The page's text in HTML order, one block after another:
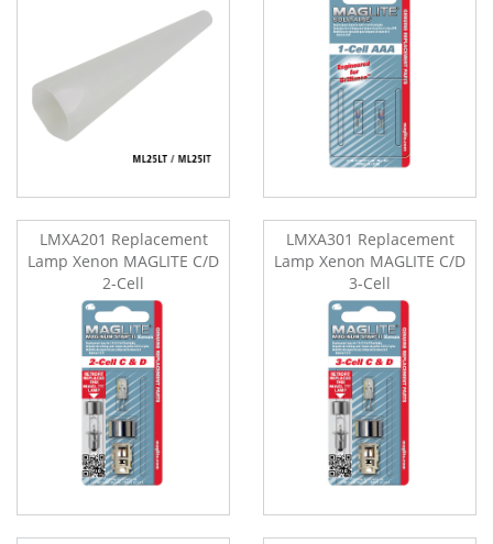
LMXA201 Replacement
Lamp Xenon MAGLITE C/D
2-Cell
LMXA301 Replacement
Lamp Xenon MAGLITE C/D
3-Cell